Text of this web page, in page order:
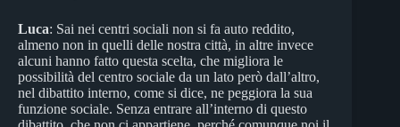
Luca: Sai nei centri sociali non si fa auto reddito,
almeno non in quelli delle nostra città, in altre invece
alcuni hanno fatto questa scelta, che migliora le
possibilità del centro sociale da un lato però dall’altro,
nel dibattito interno, come si dice, ne peggiora la sua
funzione sociale. Senza entrare all’interno di questo